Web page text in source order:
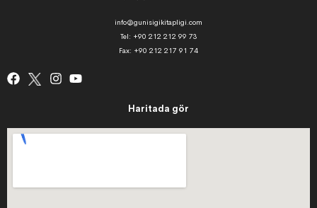
info@gunisigikitapligi.com
Tel: +90 212 212 99 73
Fax: +90 212 217 91 74
Haritada gör